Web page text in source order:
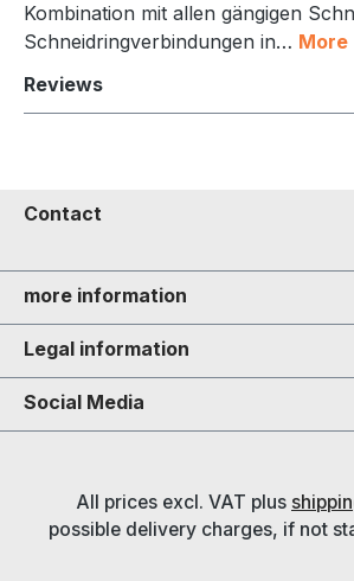
Kombination mit allen gängigen
Schneidringverbindungen in… More
Reviews
Contact
more information
Legal information
Social Media
All prices excl. VAT plus
possible delivery charges, if not